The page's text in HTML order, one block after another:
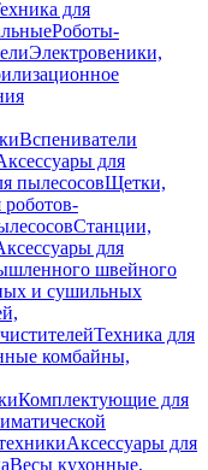
для
Роботы-
Электровеники,
Вспениватели
для
пылесосовЩетки,
роботов-
Станции,
для
швейного
и сушильных
Техника для
комбайны,
Комплектующие для
Аксессуары для
Весы кухонные,